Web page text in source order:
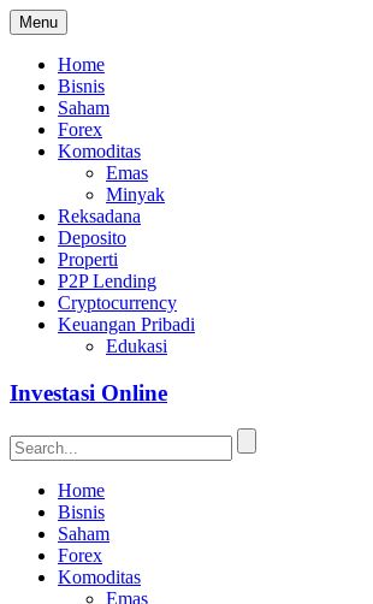
Menu
Home
Bisnis
Saham
Forex
Komoditas
Emas
Minyak
Reksadana
Deposito
Properti
P2P Lending
Cryptocurrency
Keuangan Pribadi
Edukasi
Investasi Online
Home
Bisnis
Saham
Forex
Komoditas
Emas